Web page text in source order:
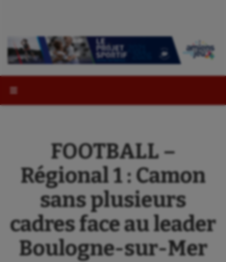
FOOTBALL –
Régional 1 : Camon
sans plusieurs
cadres face au leader
Boulogne-sur-Mer